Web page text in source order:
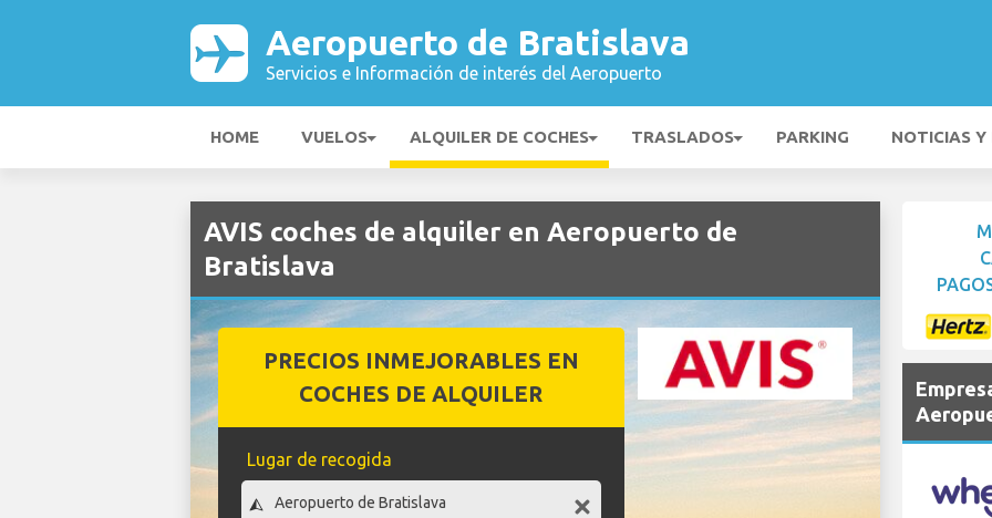
Aeropuerto de Bratislava
Servicios e Información de interés del Aeropuerto
HOME VUELOS ALQUILER DE COCHES TRASLADOS PARKING NOTICIAS Y
AVIS coches de alquiler en Aeropuerto de
Bratislava
PRECIOS INMEJORABLES EN
COCHES DE ALQUILER
Lugar de recogida